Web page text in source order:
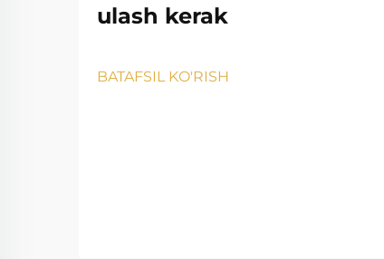
ulash kerak
BATAFSIL KO'RISH